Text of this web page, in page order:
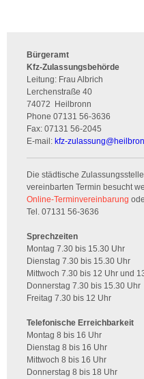
Bürgeramt
Kfz-Zulassungsbehörde
Leitung: Frau Albrich
Lerchenstraße 40
74072
Heilbronn
Phone 07131 56-3636
Fax: 07131 56-2045
E-mail: kfz-zulassung@
Die städtische
vereinbarten Termin besucht
Online-Terminvereinbarung
Tel. 07131 56-3636
Sprechzeiten
Montag 7.30 bis 15.30 Uhr
Dienstag 7.30 bis 15.30 Uhr
Mittwoch 7.30 bis 12 Uhr und
Donnerstag 7.30 bis 15.30 Uhr
Freitag 7.30 bis 12 Uhr
Telefonische Erreichbarkeit
Montag 8 bis 16 Uhr
Dienstag 8 bis 16 Uhr
Mittwoch 8 bis 16 Uhr
Donnerstag 8 bis 18 Uhr